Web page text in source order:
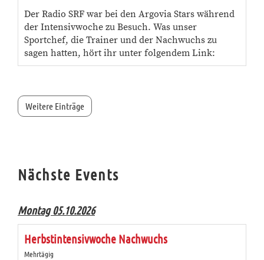
Der Radio SRF war bei den Argovia Stars während
der Intensivwoche zu Besuch. Was unser
Sportchef, die Trainer und der Nachwuchs zu
sagen hatten, hört ihr unter folgendem Link:
Weitere Einträge
Nächste Events
Montag 05.10.2026
Herbstintensivwoche Nachwuchs
Mehrtägig